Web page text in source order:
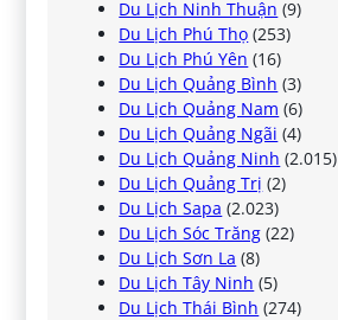
Du Lịch Ninh Thuận (9)
Du Lịch Phú Thọ (253)
Du Lịch Phú Yên (16)
Du Lịch Quảng Bình (3)
Du Lịch Quảng Nam (6)
Du Lịch Quảng Ngãi (4)
Du Lịch Quảng Ninh (2.015)
Du Lịch Quảng Trị (2)
Du Lịch Sapa (2.023)
Du Lịch Sóc Trăng (22)
Du Lịch Sơn La (8)
Du Lịch Tây Ninh (5)
Du Lịch Thái Bình (274)